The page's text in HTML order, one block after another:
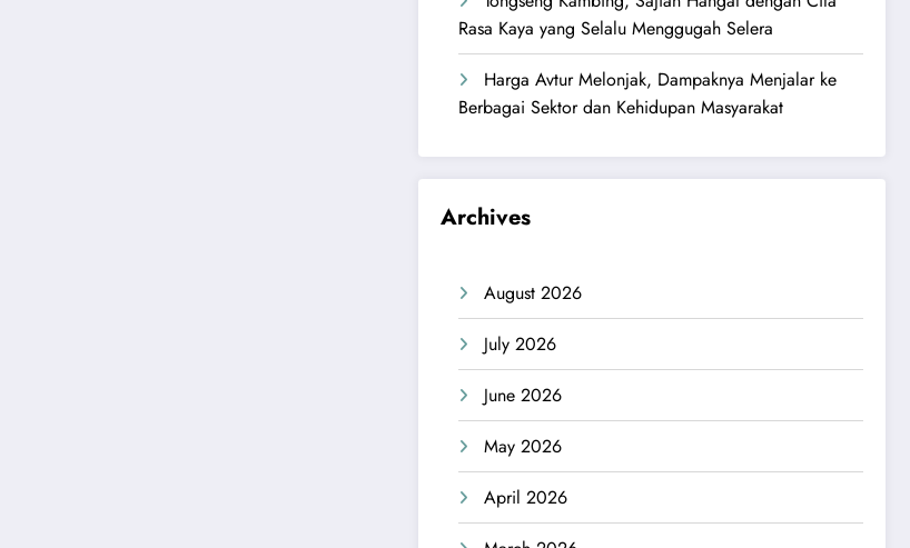
Rasa Kaya yang Selalu Menggugah Selera
Harga Avtur Melonjak, Dampaknya Menjalar ke
Berbagai Sektor dan Kehidupan Masyarakat
Archives
August 2026
July 2026
June 2026
May 2026
April 2026